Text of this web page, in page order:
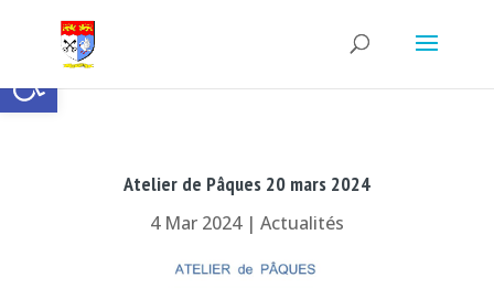
Ouvrir la barre d’outils
Atelier de Pâques 20 mars 2024
4 Mar 2024 | Actualités